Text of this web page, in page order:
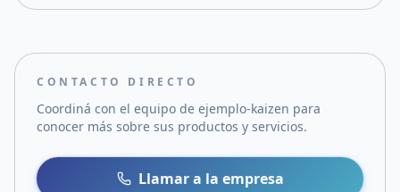
CONTACTO DIRECTO
Coordiná con el equipo de ejemplo-kaizen para
conocer más sobre sus productos y servicios.
Llamar a la empresa